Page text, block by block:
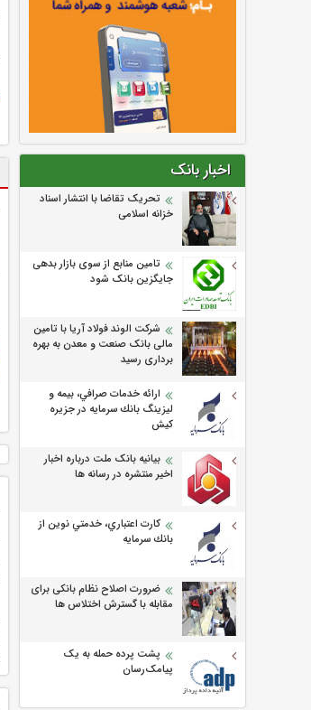
اخبار بانک
تحریک تقاضا با انتشار اسناد
خزانه اسلامی
تامین منابع از سوی بازار بدهی
جایگزین بانک شود
شرکت الوند فولاد آریا با تامین
مالی بانک صنعت و معدن به بهره
برداری رسید
ارائه خدمات صرافي، بيمه و
ليزينگ بانك سرمايه در جزيره
كيش
بیانیه بانک ملت درباره اخبار
اخیر منتشره در رسانه ها
كارت اعتباري، خدمتي نوين از
بانك سرمايه
ضرورت اصلاح نظام بانکی برای
مقابله با گسترش اختلاس ها
پشت پرده حمله به یک
پیامک‌رسان